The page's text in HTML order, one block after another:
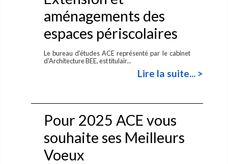
aménagements des
espaces périscolaires
Le bureau d'études ACE représenté par le cabinet
d'Architecture BEE, est titulair...
Lire la suite... >
Pour 2025 ACE vous
souhaite ses Meilleurs
Voeux